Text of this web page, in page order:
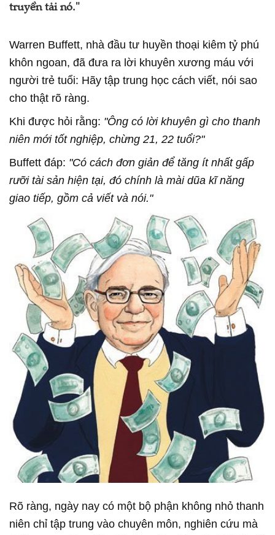
truyền tải nó."
Warren Buffett, nhà đầu tư huyền thoại kiêm tỷ phú
khôn ngoan, đã đưa ra lời khuyên xương máu với
người trẻ tuổi: Hãy tập trung học cách viết, nói sao
cho thật rõ ràng.
Khi được hỏi rằng: "Ông có lời khuyên gì cho thanh
niên mới tốt nghiệp, chừng 21, 22 tuổi?"
Buffett đáp: "Có cách đơn giản để tăng ít nhất gấp
rưỡi tài sản hiện tại, đó chính là mài dũa kĩ năng
giao tiếp, gồm cả viết và nói."
Rõ ràng, ngày nay có một bộ phận không nhỏ thanh
niên chỉ tập trung vào chuyên môn, nghiên cứu mà